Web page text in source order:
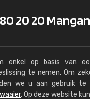
20 20
enkel op basis van
te nemen. Om
we u aan gebruik te
. Op deze website